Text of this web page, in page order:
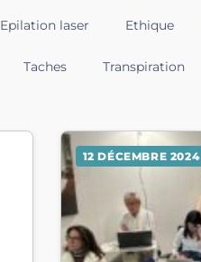
Epilation laser Ethique
Taches Transpiration
12 DÉCEMBRE 2024